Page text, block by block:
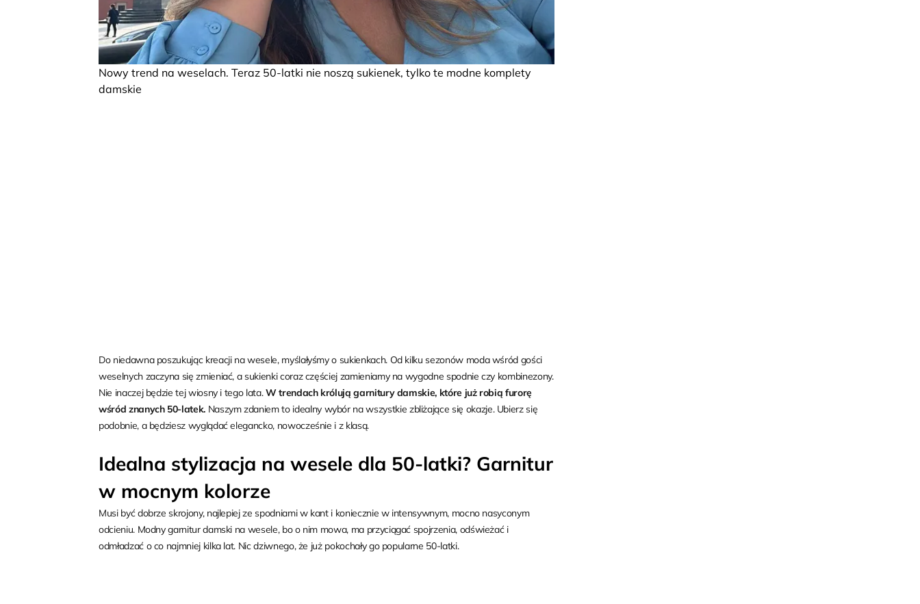
Nowy trend na weselach. Teraz 50-latki nie noszą sukienek, tylko te modne komplety
damskie
Do niedawna poszukując kreacji na wesele, myślałyśmy o sukienkach. Od kilku sezonów moda wśród gości
weselnych zaczyna się zmieniać, a sukienki coraz częściej zamieniamy na wygodne spodnie czy kombinezony.
Nie inaczej będzie tej wiosny i tego lata.W trendach królują garnitury damskie, które już robią furorę
wśród znanych 50-latek.Naszym zdaniem to idealny wybór na wszystkie zbliżające się okazje. Ubierz się
podobnie, a będziesz wyglądać elegancko, nowocześnie i z klasą.
Idealna stylizacja na wesele dla 50-latki? Garnitur
w mocnym kolorze
Musi być dobrze skrojony, najlepiej ze spodniami w kant i koniecznie w intensywnym, mocno nasyconym
odcieniu. Modny garnitur damski na wesele, bo o nim mowa, ma przyciągać spojrzenia, odświeżać i
odmładzać o co najmniej kilka lat. Nic dziwnego, że już pokochały go popularne 50-latki.